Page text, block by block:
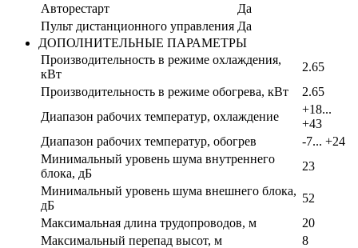
Авторестарт
Да
Пульт дистанционного управления Да
ДОПОЛНИТЕЛЬНЫЕ ПАРАМЕТРЫ
Производительность в режиме охлаждения,
кВт
2.65
Производительность в режиме обогрева, кВт
2.65
Диапазон рабочих температур, охлаждение
+18...
+43
Диапазон рабочих температур, обогрев
-7... +24
Минимальный уровень шума внутреннего
блока, дБ
23
Минимальный уровень шума внешнего блока,
дБ
52
Максимальная длина трудопроводов, м
20
Максимальный перепад высот, м
8